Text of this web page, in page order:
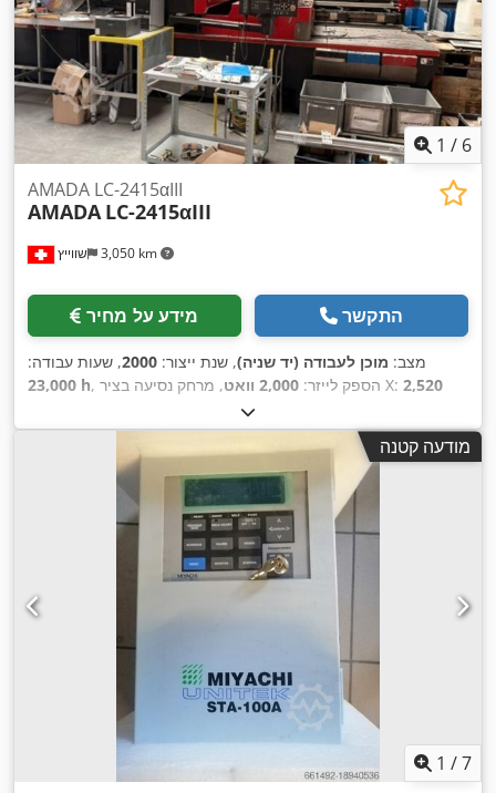
1 / 6
שווייץ 3,050 km
AMADA LC-2415αIII
AMADA LC-2415αIII
מידע על מחיר התקשר
מצב: מוכן לעבודה (יד שניה), שנת ייצור: 2000, שעות עבודה:
23,000 h
, הספק לייזר: 2,000 וואט , מרחק נסיעה בציר X: 2,520
מ"מ, משקל כולל:6,500 ק"ג , מספר צירים:3 ,
מודעה קטנה
1 /7